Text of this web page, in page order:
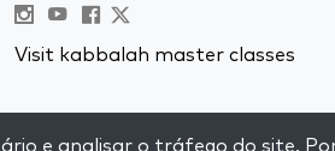
Visit kabbalah master classes
e analisar o tráfego do site.